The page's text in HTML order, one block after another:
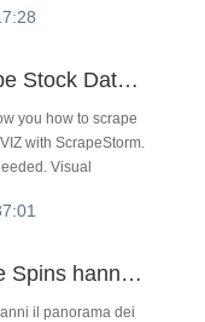
How to Scrape Stock Data from FINVIZ
you how to scrape
with ScrapeStorm.
Visual
Come le Free Spins hanno trasformato la psicologia del giocatore: storie di prelievi lampo nei casinò moderni
il panorama dei